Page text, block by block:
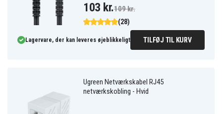
(28)
103 kr.109 kr.
Lagervare, der kan leveres øjeblikkeligt TILFØJ TIL KURV
Ugreen Netværkskabel RJ45
netværkskobling - Hvid